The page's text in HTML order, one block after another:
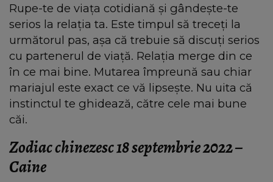
Rupe-te de viața cotidiană și gândește-te
serios la relația ta. Este timpul să treceți la
următorul pas, așa că trebuie să discuți serios
cu partenerul de viață. Relația merge din ce
în ce mai bine. Mutarea împreună sau chiar
mariajul este exact ce vă lipsește. Nu uita că
instinctul te ghidează, către cele mai bune
căi.
Zodiac chinezesc 18 septembrie 2022 –
Caine